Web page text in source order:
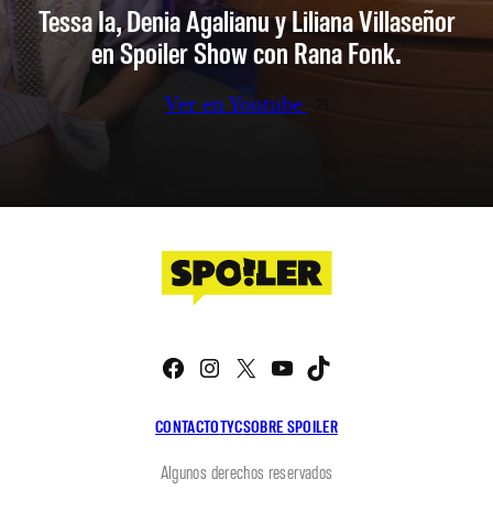
Tessa Ia, Denia Agalianu y Liliana Villaseñor
en Spoiler Show con Rana Fonk.
Ver en Youtube
CONTACTOTYCSOBRE SPOILER
Facebook
Instagram
X YouTube
Algunos derechos reservados